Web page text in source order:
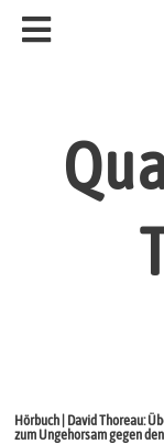
Hörbuch | David Thoreau:
zum Ungehorsam gegen